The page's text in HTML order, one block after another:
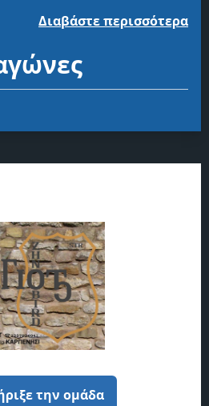
Διαβάστε περισσότερα
την ομάδα